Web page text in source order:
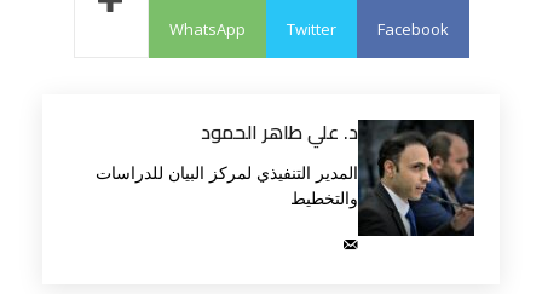
Facebook
Twitter
WhatsApp
د. علي طاهر الحمود
المدير التنفيذي لمركز البيان للدراسات
والتخطيط